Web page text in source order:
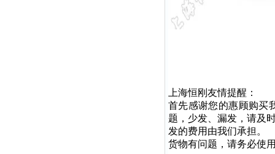
上海恒刚友情提醒：
首先感谢您的惠顾购买
题，少发、漏发，请及
发的费用由我们承担。
货物有问题，请务必使